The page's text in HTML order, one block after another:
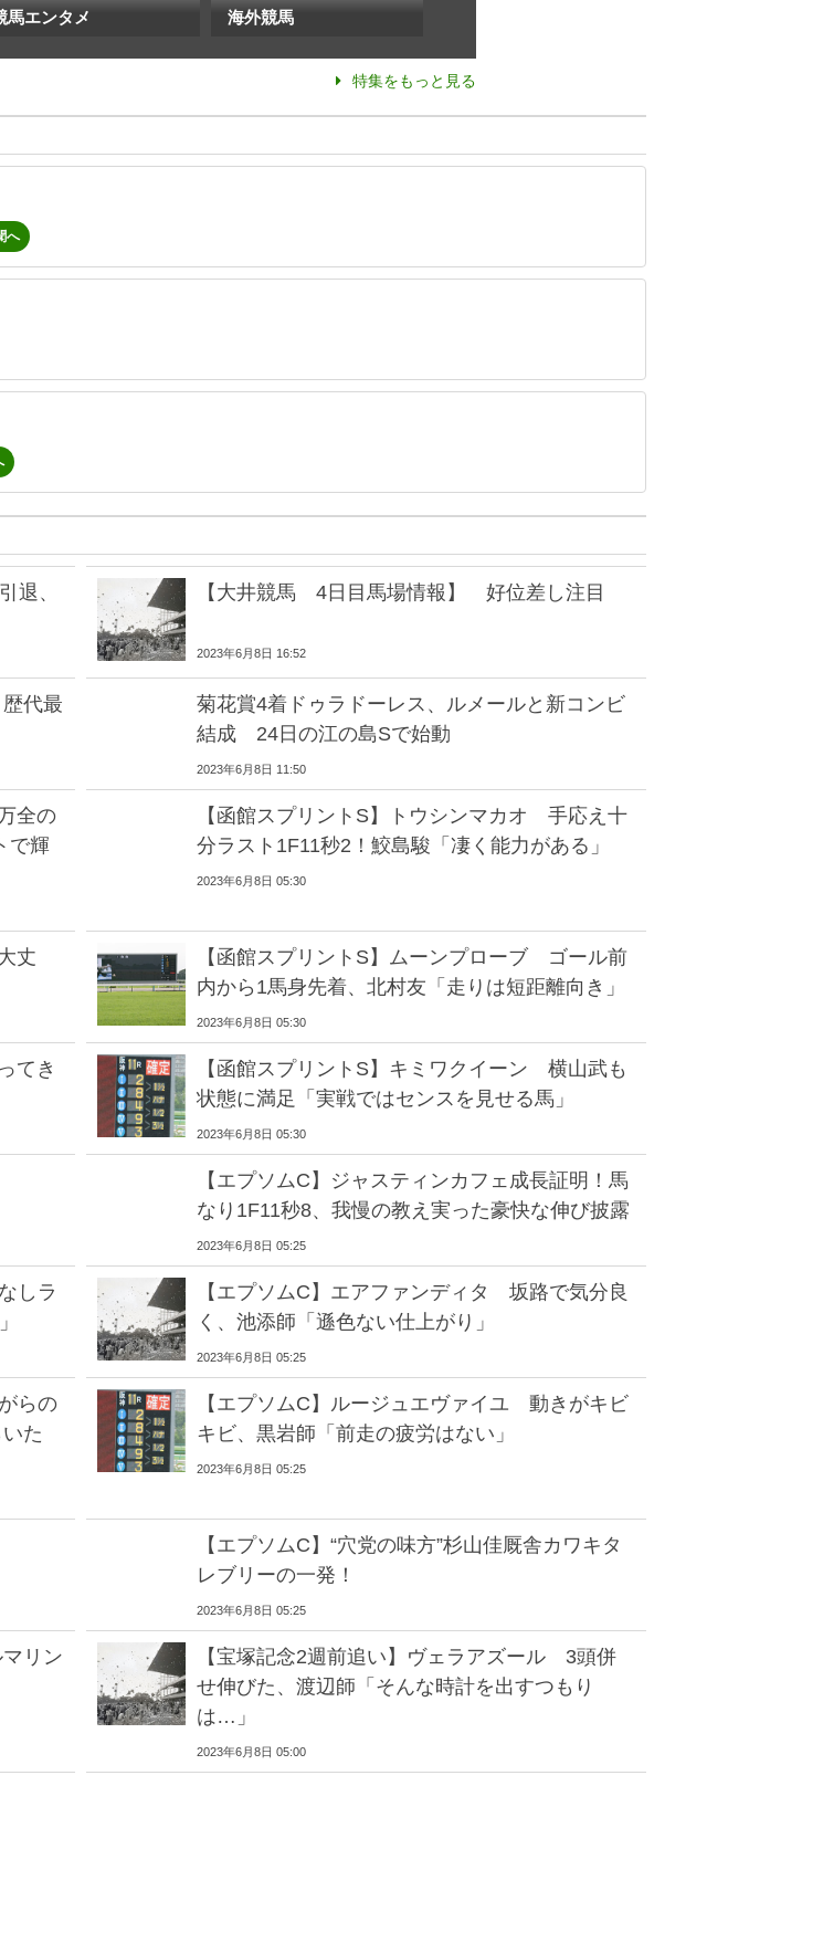
馬エンタメ 海外競馬
特集をもっと見る
へ
退、
【大井競馬 4日目馬場情報】 好位差し注目
2023年6月8日 16:52
代最
菊花賞4着ドゥラドーレス、ルメールと新コンビ
結成 24日の江の島Sで始動
2023年6月8日 11:50
全の
で輝
【函館スプリントS】トウシンマカオ 手応え十
分ラスト1F11秒2！鮫島駿「凄く能力がある」
2023年6月8日 05:30
丈
【函館スプリントS】ムーンプローブ ゴール前
内から1馬身先着、北村友「走りは短距離向き」
2023年6月8日 05:30
てき
【函館スプリントS】キミワクイーン 横山武も
状態に満足「実戦ではセンスを見せる馬」
2023年6月8日 05:30
【エプソムC】ジャスティンカフェ成長証明！馬
なり1F11秒8、我慢の教え実った豪快な伸び披露
2023年6月8日 05:25
しラ
【エプソムC】エアファンディタ 坂路で気分良
く、池添師「遜色ない仕上がり」
2023年6月8日 05:25
らの
た
【エプソムC】ルージュエヴァイユ 動きがキビ
キビ、黒岩師「前走の疲労はない」
2023年6月8日 05:25
【エプソムC】“穴党の味方”杉山佳厩舎カワキタ
レブリーの一発！
2023年6月8日 05:25
リン
【宝塚記念2週前追い】ヴェラアズール 3頭併
せ伸びた、渡辺師「そんな時計を出すつもり
は…」
2023年6月8日 05:00